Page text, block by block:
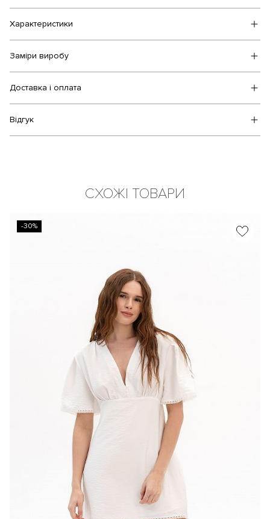
Характеристики
Заміри виробу
Доставка і оплата
Відгук
СХОЖІ ТОВАРИ
-30%